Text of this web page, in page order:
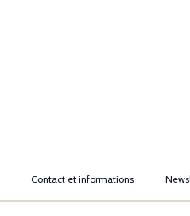
Contact et informations